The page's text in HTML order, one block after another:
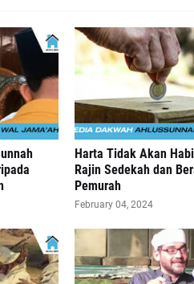
Harta Tidak Akan
Rajin Sedekah dan
Pemurah
February 04, 2024